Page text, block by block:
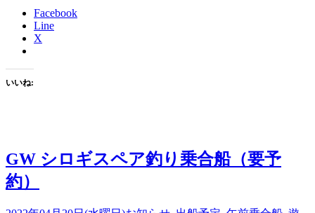
Facebook
Line
X
いいね:
GW シロギスペア釣り乗合船（要予
約）